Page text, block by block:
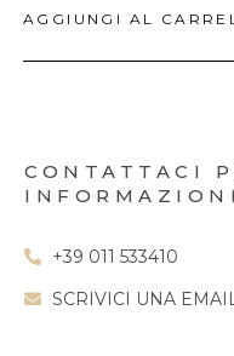
AGGIUNGI AL
CONTATTACI
INFORMAZIONI
+39 011 533410
SCRIVICI UNA